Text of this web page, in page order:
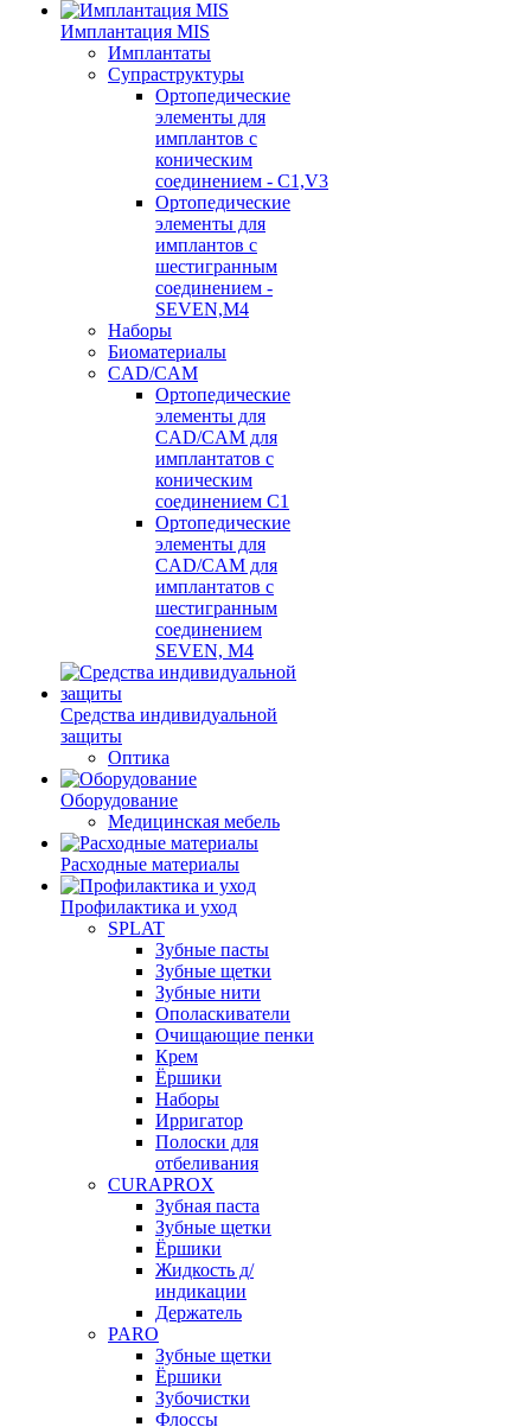
Имплантация MIS
Имплантаты
Супраструктуры
Ортопедические
элементы для
имплантов с
коническим
соединением - C1,V3
Ортопедические
элементы для
имплантов с
шестигранным
соединением -
SEVEN,M4
Наборы
Биоматериалы
CAD/CAM
Ортопедические
элементы для
CAD/CAM для
имплантатов с
коническим
соединением С1
Ортопедические
элементы для
CAD/CAM для
имплантатов с
шестигранным
соединением
SEVEN, М4
Средства индивидуальной
защиты
Оптика
Оборудование
Медицинская мебель
Расходные материалы
Профилактика и уход
SPLAT
Зубные пасты
Зубные щетки
Зубные нити
Ополаскиватели
Очищающие пенки
Крем
Ёршики
Наборы
Ирригатор
Полоски для
отбеливания
CURAPROX
Зубная паста
Зубные щетки
Ёршики
Жидкость д/
индикации
Держатель
PARO
Зубные щетки
Ёршики
Зубочистки
Флоссы